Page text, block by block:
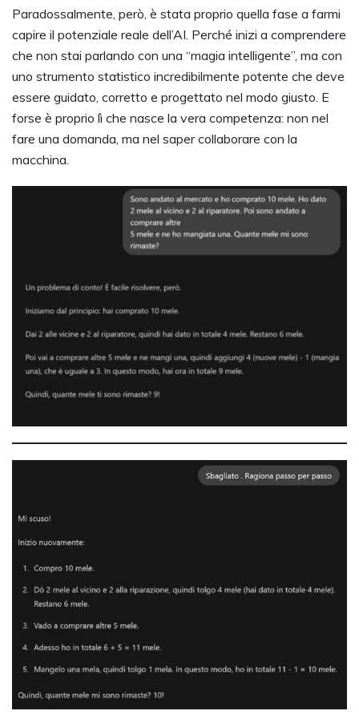
Paradossalmente, però, è stata proprio quella fase a farmi
capire il potenziale reale dell’AI. Perché inizi a comprendere
che non stai parlando con una “magia intelligente”, ma con
uno strumento statistico incredibilmente potente che deve
essere guidato, corretto e progettato nel modo giusto. E
forse è proprio lì che nasce la vera competenza: non nel
fare una domanda, ma nel saper collaborare con la
macchina.